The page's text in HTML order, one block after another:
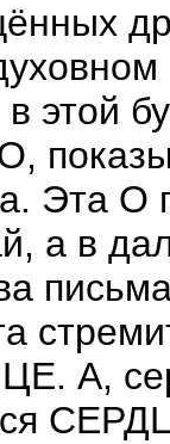
этой
Эта О
а в
А,